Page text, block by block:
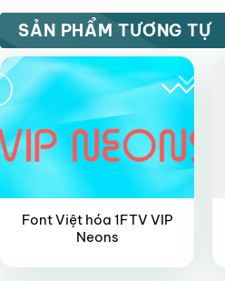
SẢN PHẨM TƯƠNG TỰ
VIP
Font Việt hóa 1FTV VIP
Neons